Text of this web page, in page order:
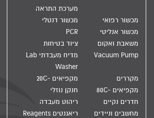
מערכת התראה
מכשור רפואי
מכשור דנטלי
מכשור אנליטי
PCR
משאבת ואקום
Vacuum Pump
ציוד בטיחות
מדיח מעבדתי Lab
Washer
מקררים
מקפיאים -20C
מקפיאים -80C
חנקן נוזלי
חדרים נקיים
ריהוט מעבדה
מחשבים וניידים
ריאגנטים Reagents